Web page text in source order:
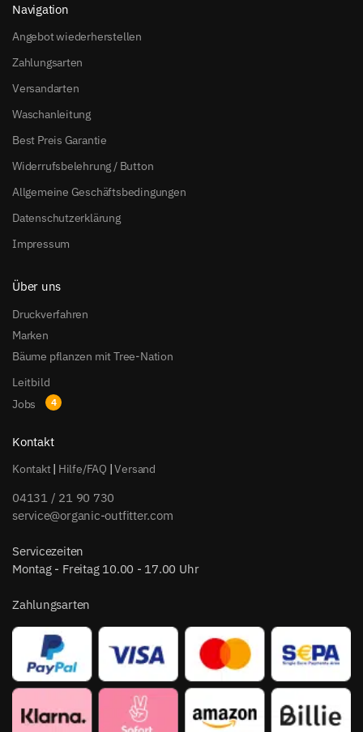
Navigation
Angebot wiederherstellen
Zahlungsarten
Versandarten
Waschanleitung
Best Preis Garantie
Widerrufsbelehrung / Button
Allgemeine Geschäftsbedingungen
Datenschutzerklärung
Impressum
Über uns
Druckverfahren
Marken
Bäume pflanzen mit Tree-Nation
Leitbild
Jobs
Kontakt
Kontakt| Hilfe/FAQ |Versand
04131 / 21 90 730
service@organic-outfitter.com
Servicezeiten
Montag - Freitag 10.00 - 17.00 Uhr
Zahlungsarten